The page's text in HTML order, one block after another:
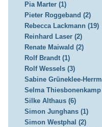
Pia Marter (1)
Pieter Roggeband (2)
Rebecca Lackmann (19)
Reinhard Laser (2)
Renate Maiwald (2)
Rolf Brandt (1)
Rolf Wessels (3)
Sabine Grüneklee-
Selma Thiesbonenkamp
Silke Althaus (6)
Simon Junghans (1)
Simon Westphal (2)